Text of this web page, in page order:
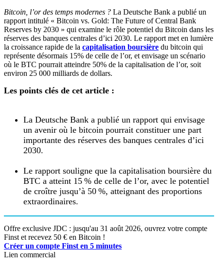
Bitcoin, l’or des temps modernes ? La Deutsche Bank a publié un
rapport intitulé « Bitcoin vs. Gold: The Future of Central Bank
Reserves by 2030 » qui examine le rôle potentiel du Bitcoin dans les
réserves des banques centrales d’ici 2030. Le rapport met en lumière
la croissance rapide de la capitalisation boursière du bitcoin qui
représente désormais 15% de celle de l’or, et envisage un scénario
où le BTC pourrait atteindre 50% de la capitalisation de l’or, soit
environ 25 000 milliards de dollars.
Les points clés de cet article :
La Deutsche Bank a publié un rapport qui envisage
un avenir où le bitcoin pourrait constituer une part
importante des réserves des banques centrales d’ici
2030.
Le rapport souligne que la capitalisation boursière du
BTC a atteint 15 % de celle de l’or, avec le potentiel
de croître jusqu’à 50 %, atteignant des proportions
extraordinaires.
Offre exclusive JDC : jusqu'au 31 août 2026, ouvrez votre compte
Finst et recevez 50 € en Bitcoin !
Créer un compte Finst en 5 minutes
Lien commercial